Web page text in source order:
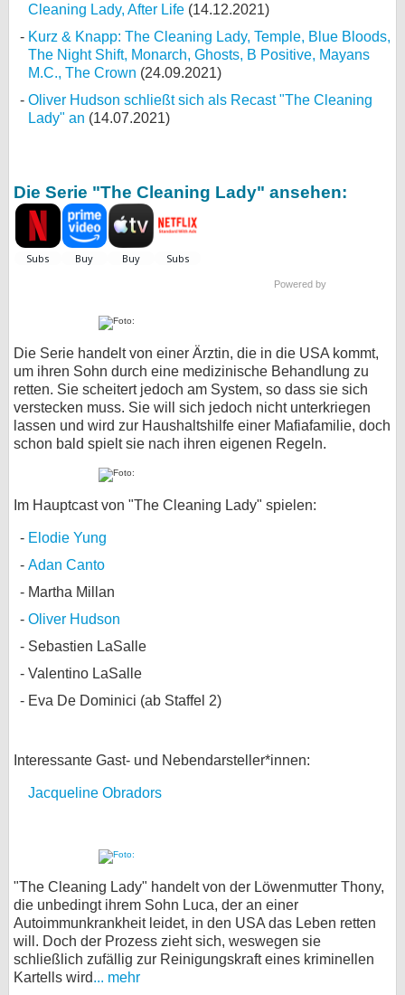
Cleaning Lady, After Life (14.12.2021)
Kurz & Knapp: The Cleaning Lady, Temple, Blue Bloods,
The Night Shift, Monarch, Ghosts, B Positive, Mayans
M.C., The Crown (24.09.2021)
Oliver Hudson schließt sich als Recast "The Cleaning
Lady" an (14.07.2021)
Die Serie "The Cleaning Lady" ansehen:
Powered by
Die Serie handelt von einer Ärztin, die in die USA kommt,
um ihren Sohn durch eine medizinische Behandlung zu
retten. Sie scheitert jedoch am System, so dass sie sich
verstecken muss. Sie will sich jedoch nicht unterkriegen
lassen und wird zur Haushaltshilfe einer Mafiafamilie, doch
schon bald spielt sie nach ihren eigenen Regeln.
Im Hauptcast von "The Cleaning Lady" spielen:
Elodie Yung
Adan Canto
Martha Millan
Oliver Hudson
Sebastien LaSalle
Valentino LaSalle
Eva De Dominici (ab Staffel 2)
Interessante Gast- und Nebendarsteller*innen:
Jacqueline Obradors
"The Cleaning Lady" handelt von der Löwenmutter Thony,
die unbedingt ihrem Sohn Luca, der an einer
Autoimmunkrankheit leidet, in den USA das Leben retten
will. Doch der Prozess zieht sich, weswegen sie
schließlich zufällig zur Reinigungskraft eines kriminellen
Kartells wird... mehr